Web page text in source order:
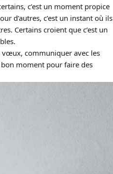
c’est un moment propice
d’autres, c’est un instant où ils
Certains croient que c’est un
vœux, communiquer avec les
bon moment pour faire des